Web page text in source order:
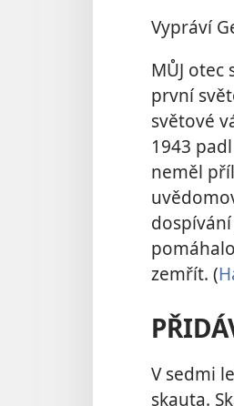
Vypráví
MŮJ otec
první
světové
1943
neměl
zemřít. (
V sedmi
skauta.